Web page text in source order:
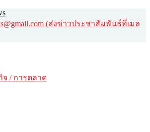
(ส่งข่าวประชาสัมพันธ์ที่เมล
จ / การตลาด